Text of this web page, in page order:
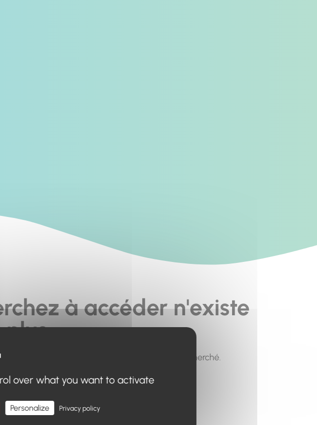
à accéder n'existe
plus.
ou à utiliser le menu pour trouver le contenu recherché.
over what you want to activate
Personalize Privacy policy